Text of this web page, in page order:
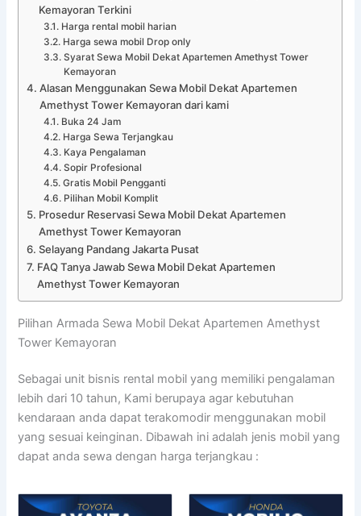
Kemayoran Terkini
Harga rental mobil harian
Harga sewa mobil Drop only
Syarat Sewa Mobil Dekat Apartemen Amethyst Tower
Kemayoran
Alasan Menggunakan Sewa Mobil Dekat Apartemen
Amethyst Tower Kemayoran dari kami
Buka 24 Jam
Harga Sewa Terjangkau
Kaya Pengalaman
Sopir Profesional
Gratis Mobil Pengganti
Pilihan Mobil Komplit
Prosedur Reservasi Sewa Mobil Dekat Apartemen
Amethyst Tower Kemayoran
Selayang Pandang Jakarta Pusat
FAQ Tanya Jawab Sewa Mobil Dekat Apartemen
Amethyst Tower Kemayoran
Pilihan Armada Sewa Mobil Dekat Apartemen Amethyst
Tower Kemayoran
Sebagai unit bisnis rental mobil yang memiliki pengalaman
lebih dari 10 tahun, Kami berupaya agar kebutuhan
kendaraan anda dapat terakomodir menggunakan mobil
yang sesuai keinginan. Dibawah ini adalah jenis mobil yang
dapat anda sewa dengan harga terjangkau :